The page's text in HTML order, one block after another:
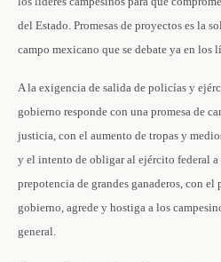
del Estado. Promesas de proyectos es la
campo mexicano que se debate ya en los
A la exigencia de salida de policías y
gobierno responde con una promesa de
justicia, con el aumento de tropas y
y el intento de obligar al ejército federal
prepotencia de grandes ganaderos, con
gobierno, agrede y hostiga a los
general.